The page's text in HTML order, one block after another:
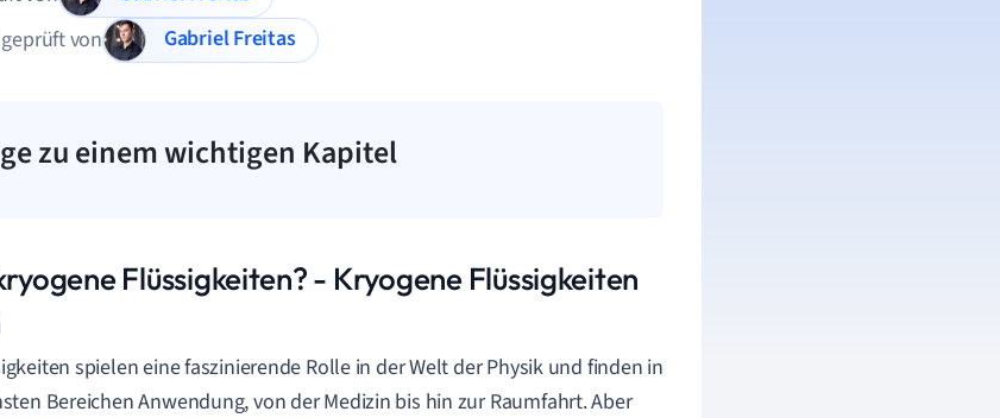
von
Gabriel Freitas
zu einem wichtigen Kapitel
Flüssigkeiten? - Kryogene Flüssigkeiten
spielen eine faszinierende Rolle in der Welt der Physik und finden in
Bereichen Anwendung, von der Medizin bis hin zur Raumfahrt. Aber